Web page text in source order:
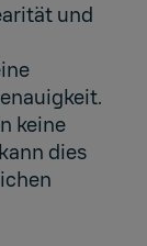
und
keine
dies